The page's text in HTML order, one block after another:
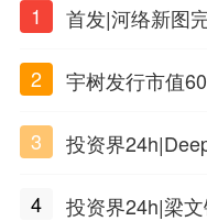
1
首发|河络新图
2
宇树发行市值
3
投资界
4
投资界24h|梁